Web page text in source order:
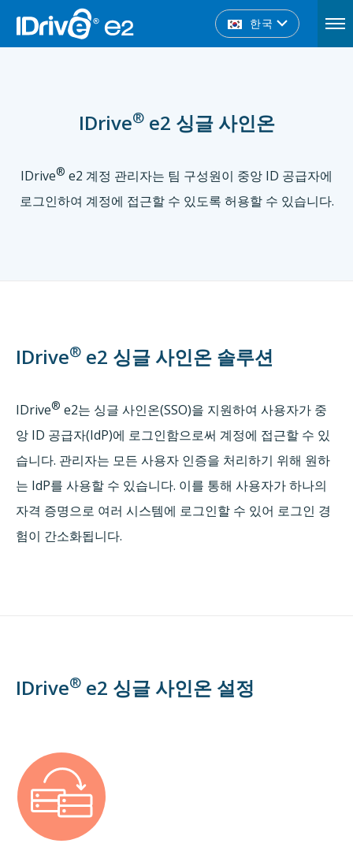
한국
IDrive®e2 싱글 사인온
IDrive® e2 계정 관리자는 팀 구성원이 중앙 ID 공급자에
로그인하여 계정에 접근할 수 있도록 허용할 수 있습니다.
IDrive® e2 싱글 사인온 솔루션
IDrive® e2는 싱글 사인온(SSO)을 지원하여 사용자가 중
앙 ID 공급자(IdP)에 로그인함으로써 계정에 접근할 수 있
습니다. 관리자는 모든 사용자 인증을 처리하기 위해 원하
는 IdP를 사용할 수 있습니다. 이를 통해 사용자가 하나의
자격 증명으로 여러 시스템에 로그인할 수 있어 로그인 경
험이 간소화됩니다.
IDrive® e2 싱글 사인온 설정